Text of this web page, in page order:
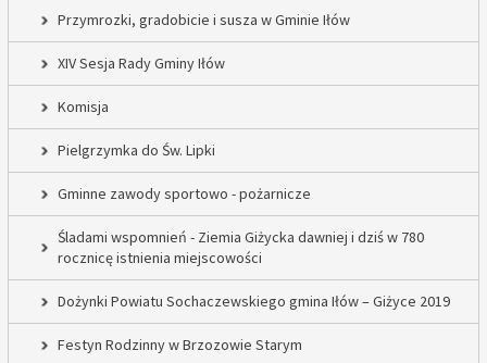
Przymrozki, gradobicie i susza w Gminie Iłów
XIV Sesja Rady Gminy Iłów
Komisja
Pielgrzymka do Św. Lipki
Gminne zawody sportowo - pożarnicze
Śladami wspomnień - Ziemia Giżycka dawniej i dziś w 780
rocznicę istnienia miejscowości
Dożynki Powiatu Sochaczewskiego gmina Iłów – Giżyce 2019
Festyn Rodzinny w Brzozowie Starym